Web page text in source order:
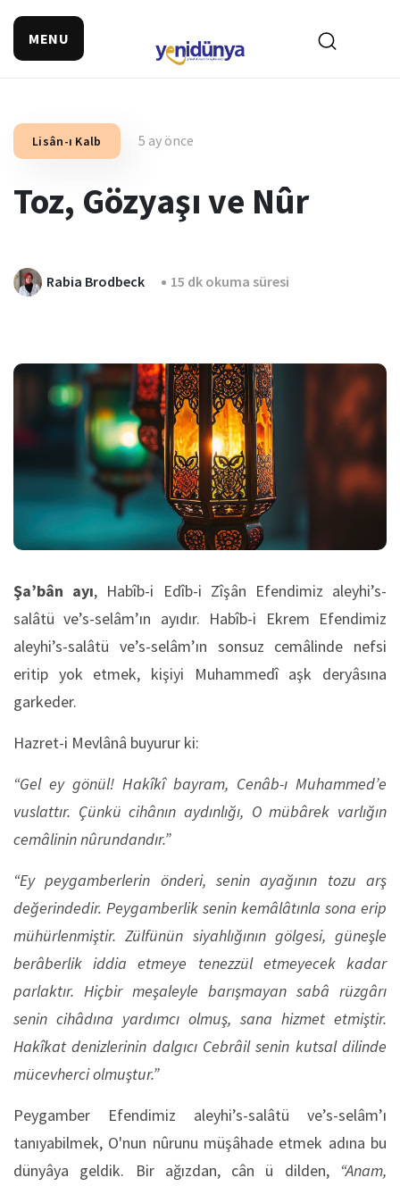
MENU
Lisân-ı Kalb 5 ay önce
Toz, Gözyaşı ve Nûr
Rabia Brodbeck 15 dk okuma süresi
Şa’bân ayı, Habîb-i Edîb-i Zîşân Efendimiz aleyhi’s-
salâtü ve’s-selâm’ın ayıdır. Habîb-i Ekrem Efendimiz
aleyhi’s-salâtü ve’s-selâm’ın sonsuz cemâlinde nefsi
eritip yok etmek, kişiyi Muhammedî aşk deryâsına
garkeder.
Hazret-i Mevlânâ buyurur ki:
“Gel ey gönül! Hakîkî bayram, Cenâb-ı Muhammed’e
vuslattır. Çünkü cihânın aydınlığı, O mübârek varlığın
cemâlinin nûrundandır.”
“Ey peygamberlerin önderi, senin ayağının tozu arş
değerindedir. Peygamberlik senin kemâlâtınla sona erip
mühürlenmiştir. Zülfünün siyahlığının gölgesi, güneşle
berâberlik iddia etmeye tenezzül etmeyecek kadar
parlaktır. Hiçbir meşaleyle barışmayan sabâ rüzgârı
senin cihâdına yardımcı olmuş, sana hizmet etmiştir.
Hakîkat denizlerinin dalgıcı Cebrâil senin kutsal dilinde
mücevherci olmuştur.”
Peygamber Efendimiz aleyhi’s-salâtü ve’s-selâm’ı
tanıyabilmek, O'nun nûrunu müşâhade etmek adına bu
dünyâya geldik. Bir ağızdan, cân ü dilden, “Anam,